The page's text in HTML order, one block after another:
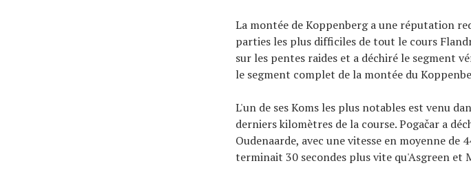
La montée de Koppenberg a une réputation
parties les plus difficiles de tout le cours
sur les pentes raides et a déchiré le segment
le segment complet de la montée du
L'un de ses Koms les plus notables est venu
derniers kilomètres de la course. Pogačar a
Oudenaarde, avec une vitesse en moyenne
terminait 30 secondes plus vite qu'Asgreen et